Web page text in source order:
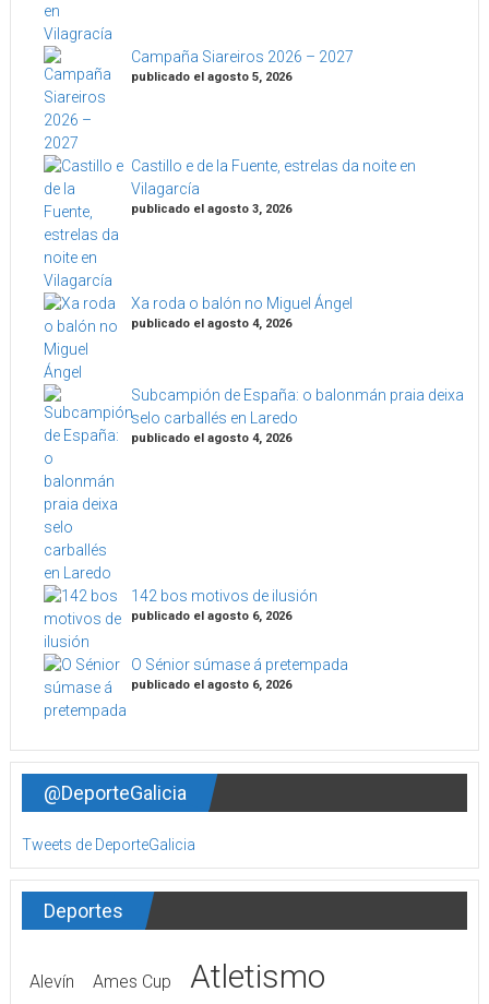
Campaña Siareiros 2026 – 2027
publicado el agosto 5, 2026
Castillo e de la Fuente, estrelas da noite en
Vilagarcía
publicado el agosto 3, 2026
Xa roda o balón no Miguel Ángel
publicado el agosto 4, 2026
Subcampión de España: o balonmán praia deixa
selo carballés en Laredo
publicado el agosto 4, 2026
142 bos motivos de ilusión
publicado el agosto 6, 2026
O Sénior súmase á pretempada
publicado el agosto 6, 2026
@DeporteGalicia
Tweets de DeporteGalicia
Deportes
Alevín Ames Cup Atletismo